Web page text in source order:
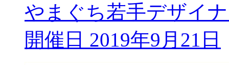
やまぐち若手デザイ
開催日 2019年9月21日